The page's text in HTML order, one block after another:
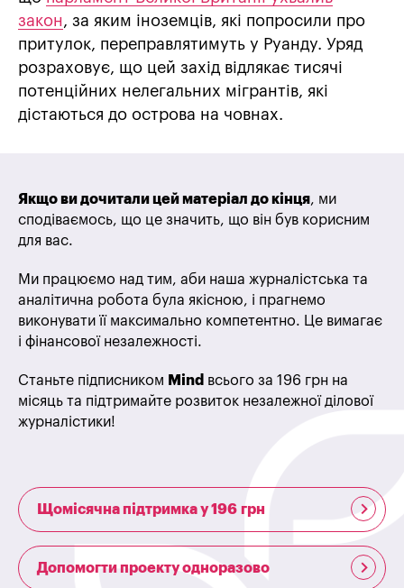
закон, за яким іноземців, які попросили про
притулок, переправлятимуть у Руанду. Уряд
розраховує, що цей захід відлякає тисячі
потенційних нелегальних мігрантів, які
дістаються до острова на човнах.
Якщо ви дочитали цей матеріал до кінця, ми
сподіваємось, що це значить, що він був корисним
для вас.
Ми працюємо над тим, аби наша журналістська та
аналітична робота була якісною, і прагнемо
виконувати її максимально компетентно. Це вимагає
і фінансової незалежності.
Станьте підписником Mind всього за 196 грн на
місяць та підтримайте розвиток незалежної ділової
журналістики!
Щомісячна підтримка у 196 грн
Допомогти проекту одноразово